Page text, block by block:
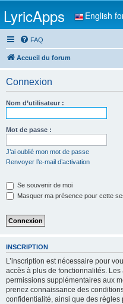
LyricApps English
FAQ
Accueil du forum
Connexion
Nom d’utilisateur :
Mot de passe :
J’ai oublié mon mot de passe
Renvoyer l’e-mail d’activation
Se souvenir de moi
Masquer ma présence pour cette
INSCRIPTION
L’inscription est nécessaire pour
accès à plus de fonctionnalités.
permissions supplémentaires aux
prenez connaissance des
confidentialité, ainsi que des règles